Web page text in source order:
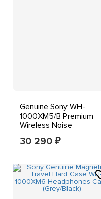
Genuine Sony WH-
1000XM5/B Premium
Wireless Noise
Canceling Bluetooth
Headphones
30 290 ₽